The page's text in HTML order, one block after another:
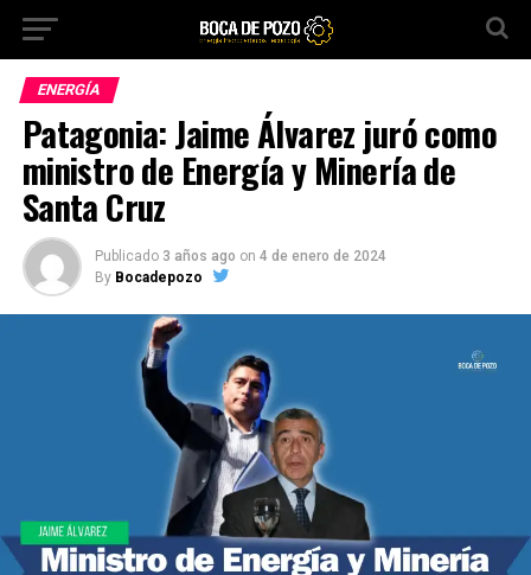
ENERGÍA
Patagonia: Jaime Álvarez juró como
ministro de Energía y Minería de
Santa Cruz
Publicado 3 años ago on 4 de enero de 2024
By Bocadepozo